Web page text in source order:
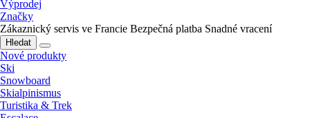
Výprodej
Značky
Zákaznický servis ve Francie Bezpečná platba Snadné vracení
Hledat
Nové produkty
Ski
Snowboard
Skialpinismus
Turistika & Trek